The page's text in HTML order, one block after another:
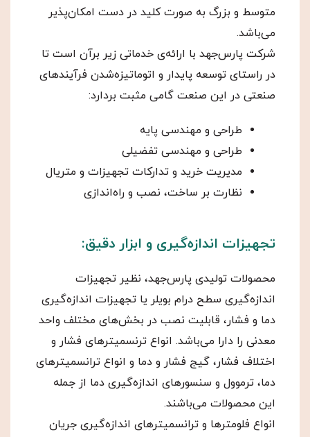
متوسط و بزرگ به صورت کلید در دست امکان‌پذیر
می‌باشد.
شرکت پارس‌جهد با ارائه‌ی خدماتی زیر بر‌آن است تا
در راستای توسعه پایدار و اتوماتیزه‌شدن فرآیندهای
صنعتی در این صنعت گامی مثبت بردارد:
طراحی و مهندسی پایه
طراحی و مهندسی تفضیلی
مدیریت خرید و تدارکات تجهیزات و متریال
نظارت بر ساخت، نصب و راه‌اندازی
تجهیزات اندازه‌گیری و ابزار دقیق:
محصولات تولیدی پارس‌جهد، نظیر تجهیزات
اندازه‌گیری سطح درام بویلر یا تجهیزات اندازه‌گیری
دما و فشار، قابلیت نصب در بخش‌های مختلف واحد
معدنی را دارا می‌باشد. انواع ترنسمیترهای فشار و
اختلاف فشار، گیج فشار و دما و انواع ترانسمیترهای
دما، ترموول و سنسورهای اندازه‌گیری دما از جمله
این محصولات می‌باشند.
انواع فلومترها و ترانسمیترهای اندازه‌گیری جریان